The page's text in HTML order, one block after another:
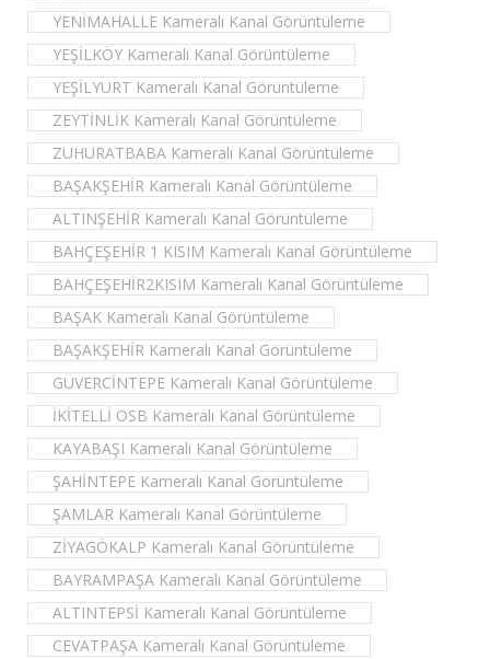
YENİMAHALLE Kameralı Kanal Görüntüleme
YEŞİLKÖY Kameralı Kanal Görüntüleme
YEŞİLYURT Kameralı Kanal Görüntüleme
ZEYTİNLİK Kameralı Kanal Görüntüleme
ZUHURATBABA Kameralı Kanal Görüntüleme
BAŞAKŞEHİR Kameralı Kanal Görüntüleme
ALTINŞEHİR Kameralı Kanal Görüntüleme
BAHÇEŞEHİR 1 KISIM Kameralı Kanal Görüntüleme
BAHÇEŞEHİR2KISIM Kameralı Kanal Görüntüleme
BAŞAK Kameralı Kanal Görüntüleme
BAŞAKŞEHİR Kameralı Kanal Görüntüleme
GÜVERCİNTEPE Kameralı Kanal Görüntüleme
İKİTELLİ OSB Kameralı Kanal Görüntüleme
KAYABAŞI Kameralı Kanal Görüntüleme
ŞAHİNTEPE Kameralı Kanal Görüntüleme
ŞAMLAR Kameralı Kanal Görüntüleme
ZİYAGÖKALP Kameralı Kanal Görüntüleme
BAYRAMPAŞA Kameralı Kanal Görüntüleme
ALTINTEPSİ Kameralı Kanal Görüntüleme
CEVATPAŞA Kameralı Kanal Görüntüleme